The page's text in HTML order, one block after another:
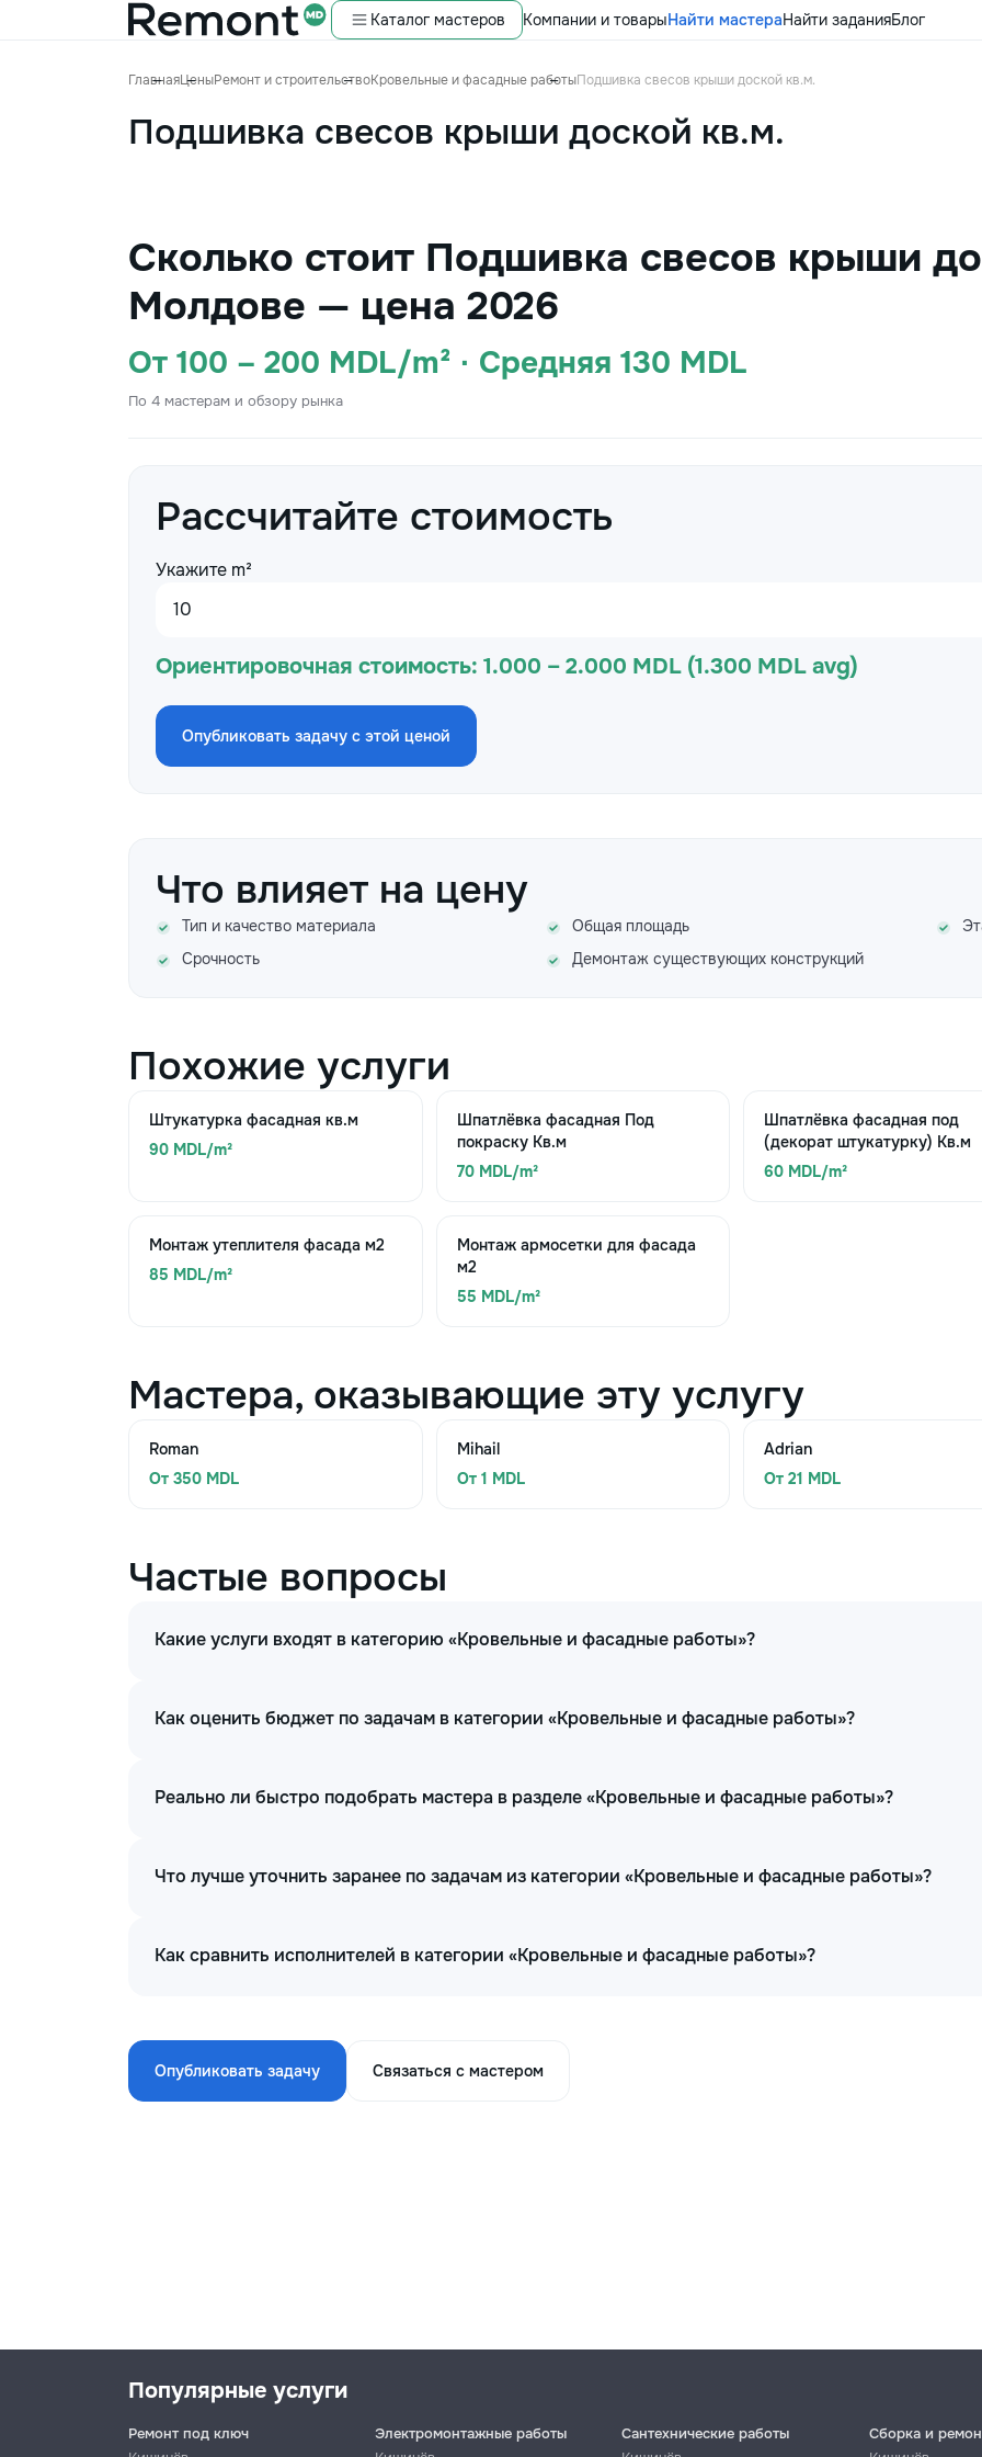
Каталог мастеров Компании и товарыНайти мастераНайти заданияБлог
ГлавнаяЦеныРемонт и строительствоКровельные и фасадные работыПодшивка свесов крыши доской кв.м.
Подшивка свесов крыши доской кв.м.
Сколько стоит Подшивка свесов крыши
Молдове — цена 2026
От 100 – 200 MDL/m² · Средняя 130 MDL
По 4 мастерам и обзору рынка
Рассчитайте стоимость
Укажите m²
Ориентировочная стоимость: 1.000 – 2.000 MDL (1.300 MDL avg)
Опубликовать задачу с этой ценой
Что влияет на цену
Тип и качество материала Общая площадь
Срочность
Демонтаж существующих конструкций
Похожие услуги
Штукатурка фасадная кв.м
90 MDL/m²
Шпатлёвка фасадная Под
покраску Кв.м
70 MDL/m²
Шпатлёвка фасадная под
(декорат штукатурку) Кв.м
60 MDL/m²
Монтаж утеплителя фасада м2
85 MDL/m²
Монтаж армосетки для фасада
м2
55 MDL/m²
Мастера, оказывающие эту услугу
Roman
От 350 MDL
Mihail
От 1 MDL
Adrian
От 21 MDL
Частые вопросы
Какие услуги входят в категорию «Кровельные и фасадные работы»?
Как оценить бюджет по задачам в категории «Кровельные и фасадные работы»?
Реально ли быстро подобрать мастера в разделе «Кровельные и фасадные работы»?
Что лучше уточнить заранее по задачам из категории «Кровельные и фасадные работы»?
Как сравнить исполнителей в категории «Кровельные и фасадные работы»?
Опубликовать задачу Связаться с мастером
Популярные услуги
Ремонт под ключ
Электромонтажные работы
Сантехнические работы
Сборка и